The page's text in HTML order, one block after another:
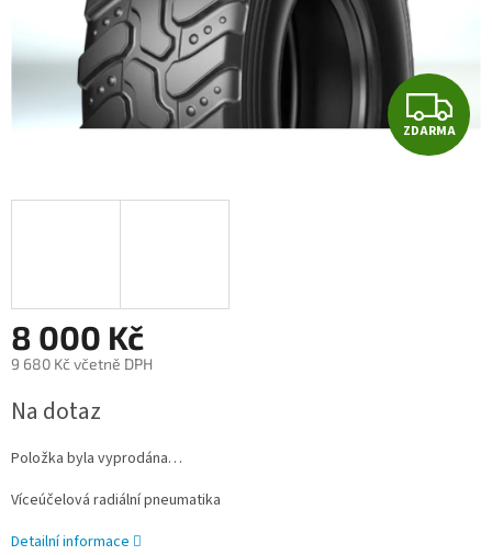
Z
D
ZDARMA
8 000 Kč
9 680 Kč včetně DPH
cena:
Na dotaz
Položka byla vyprodána…
Víceúčelová radiální pneumatika
Detailní informace